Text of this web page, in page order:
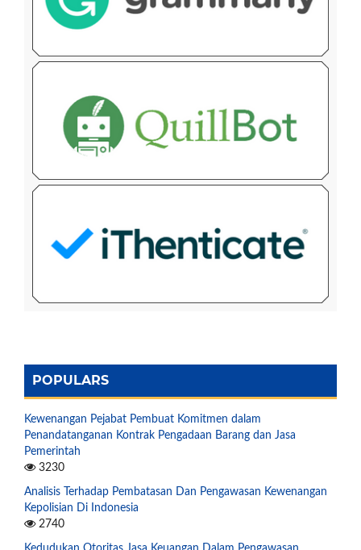
POPULARS
Kewenangan Pejabat Pembuat Komitmen dalam
Penandatanganan Kontrak Pengadaan Barang dan Jasa
Pemerintah
3230
Analisis Terhadap Pembatasan Dan Pengawasan Kewenangan
Kepolisian Di Indonesia
2740